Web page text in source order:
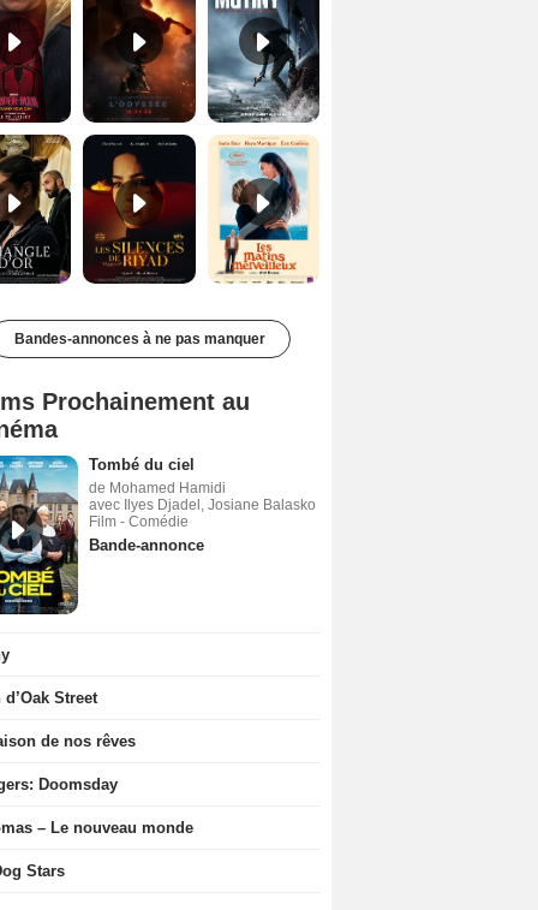
Les Silences de Riyad Bande-annonce VO STFR Les Matins merveilleux Bande-annonce VF
Bandes-annonces à ne pas manquer
Prochainement au
Tombé du ciel
de Mohamed Hamidi
avec Ilyes Djadel, Josiane Balasko
Film - Comédie
Bande-annonce
d’Oak Street
de nos rêves
Doomsday
– Le nouveau monde
Stars